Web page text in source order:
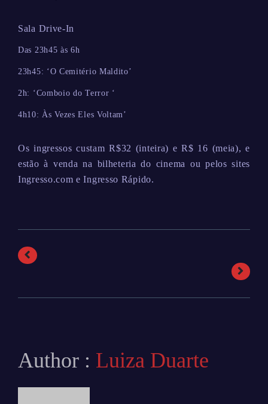
Sala Drive-In
Das 23h45 às 6h
23h45: ‘O Cemitério Maldito’
2h: ‘Comboio do Terror ‘
4h10: Às Vezes Eles Voltam’
Os ingressos custam R$32 (inteira) e R$ 16 (meia), e
estão à venda na bilheteria do cinema ou pelos sites
Ingresso.com e Ingresso Rápido.
Author : Luiza Duarte